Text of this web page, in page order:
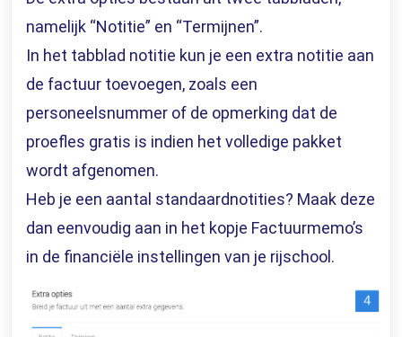
namelijk “Notitie” en “Termijnen”.
In het tabblad notitie kun je een extra notitie aan
de factuur toevoegen, zoals een
personeelsnummer of de opmerking dat de
proefles gratis is indien het volledige pakket
wordt afgenomen.
Heb je een aantal standaardnotities? Maak deze
dan eenvoudig aan in het kopje Factuurmemo’s
in de financiële instellingen van je rijschool.